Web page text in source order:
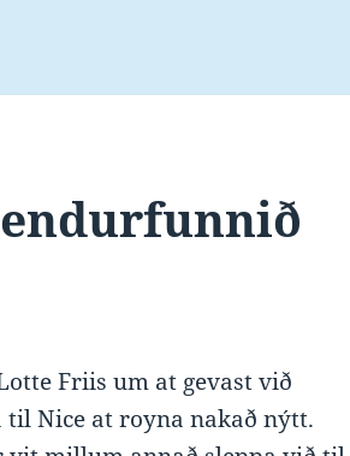
Friis um at gevast við
Nice at royna nakað nýtt.